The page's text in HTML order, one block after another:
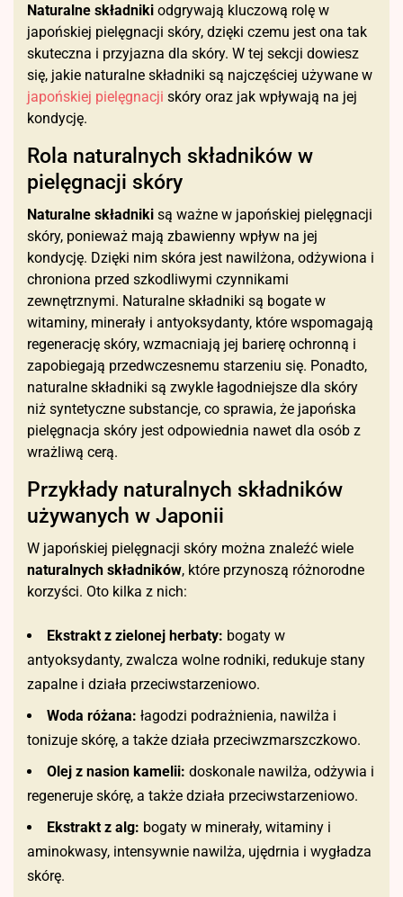
Naturalne składniki odgrywają kluczową rolę w
japońskiej pielęgnacji skóry, dzięki czemu jest ona tak
skuteczna i przyjazna dla skóry. W tej sekcji dowiesz
się, jakie naturalne składniki są najczęściej używane w
japońskiej pielęgnacji skóry oraz jak wpływają na jej
kondycję.
Rola naturalnych składników w
pielęgnacji skóry
Naturalne składniki są ważne w japońskiej pielęgnacji
skóry, ponieważ mają zbawienny wpływ na jej
kondycję. Dzięki nim skóra jest nawilżona, odżywiona i
chroniona przed szkodliwymi czynnikami
zewnętrznymi. Naturalne składniki są bogate w
witaminy, minerały i antyoksydanty, które wspomagają
regenerację skóry, wzmacniają jej barierę ochronną i
zapobiegają przedwczesnemu starzeniu się. Ponadto,
naturalne składniki są zwykle łagodniejsze dla skóry
niż syntetyczne substancje, co sprawia, że japońska
pielęgnacja skóry jest odpowiednia nawet dla osób z
wrażliwą cerą.
Przykłady naturalnych składników
używanych w Japonii
W japońskiej pielęgnacji skóry można znaleźć wiele
naturalnych składników, które przynoszą różnorodne
korzyści. Oto kilka z nich:
Ekstrakt z zielonej herbaty: bogaty w
antyoksydanty, zwalcza wolne rodniki, redukuje stany
zapalne i działa przeciwstarzeniowo.
Woda różana: łagodzi podrażnienia, nawilża i
tonizuje skórę, a także działa przeciwzmarszczkowo.
Olej z nasion kamelii: doskonale nawilża, odżywia i
regeneruje skórę, a także działa przeciwstarzeniowo.
Ekstrakt z alg: bogaty w minerały, witaminy i
aminokwasy, intensywnie nawilża, ujędrnia i wygładza
skórę.